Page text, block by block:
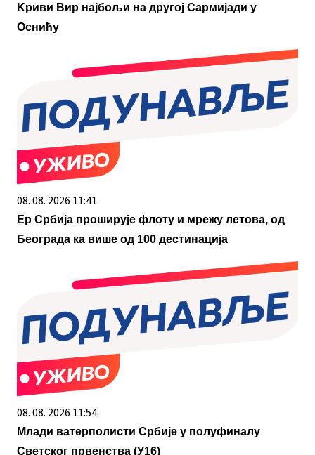
Kриви Вир најбољи на другој Сармијади у
Оснићу
08. 08. 2026 11:41
Ер Србија проширује флоту и мрежу летова, од
Београда ка више од 100 дестинација
08. 08. 2026 11:54
Млади ватерполисти Србије у полуфиналу
Светског првенства (У16)